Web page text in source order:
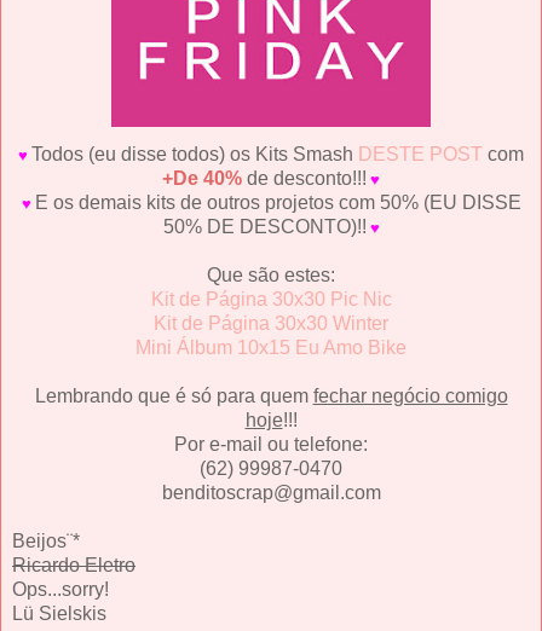
♥ Todos (eu disse todos) os Kits Smash DESTE POST com
+De 40% de desconto!!! ♥
♥ E os demais kits de outros projetos com 50% (EU DISSE
50% DE DESCONTO)!! ♥
Que são estes:
Kit de Página 30x30 Pic Nic
Kit de Página 30x30 Winter
Mini Álbum 10x15 Eu Amo Bike
Lembrando que é só para quem fechar negócio comigo
hoje!!!
Por e-mail ou telefone:
(62) 99987-0470
benditoscrap@gmail.com
Beijos¨*
Ricardo Eletro
Ops...sorry!
Lü Sielskis